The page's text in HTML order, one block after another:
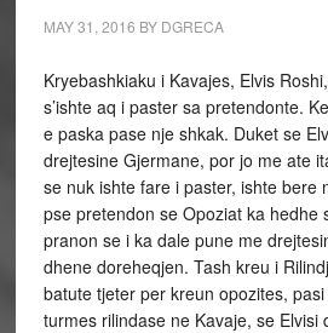
MAY 31, 2016 BY DGRECA
Kryebashkiaku i Kavajes, Elvis
s’ishte aq i paster sa pretendonte.
e paska pase nje shkak. Duket se
drejtesine Gjermane, por jo me ate
se nuk ishte fare i paster, ishte
pse pretendon se Opoziat ka hedhe
pranon se i ka dale pune me
dhene doreheqjen. Tash kreu i
batute tjeter per kreun opozites,
turmes rilindase ne Kavaje, se Elvisi